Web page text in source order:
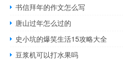
书信拜年的作文怎么写
唐山过年怎么过的
史小坑的爆笑生活15攻略大全
豆浆机可以打水果吗